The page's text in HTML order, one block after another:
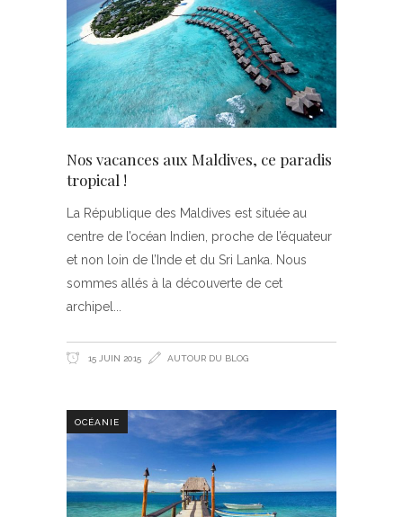
Nos vacances aux Maldives, ce paradis
tropical !
La République des Maldives est située au
centre de l’océan Indien, proche de l’équateur
et non loin de l’Inde et du Sri Lanka. Nous
sommes allés à la découverte de cet
archipel
15 JUIN 2015 AUTOUR DU BLOG
OCÉANIE